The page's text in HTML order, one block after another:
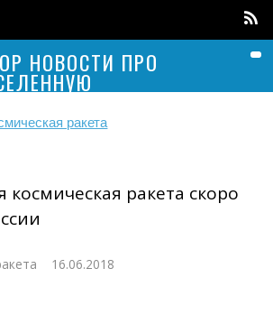
космическая ракета скоро
16.06.2018